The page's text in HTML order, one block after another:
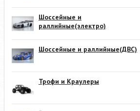
Шоссейные и
раллийные(электро)
Шоссейные и раллийные(ДВС)
Трофи и Краулеры